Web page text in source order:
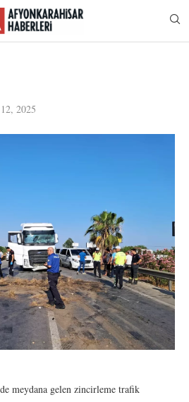
2025
meydana gelen zincirleme trafik